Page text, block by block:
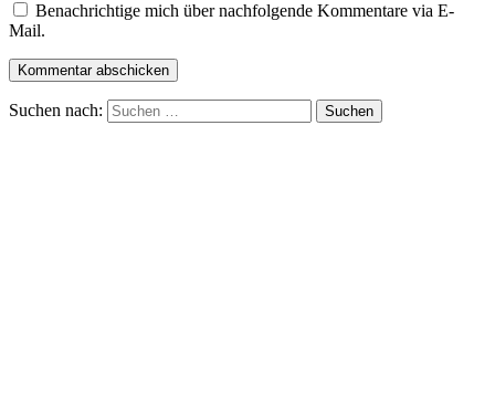
Benachrichtige mich über nachfolgende Kommentare via E-
Mail.
Suchen nach: